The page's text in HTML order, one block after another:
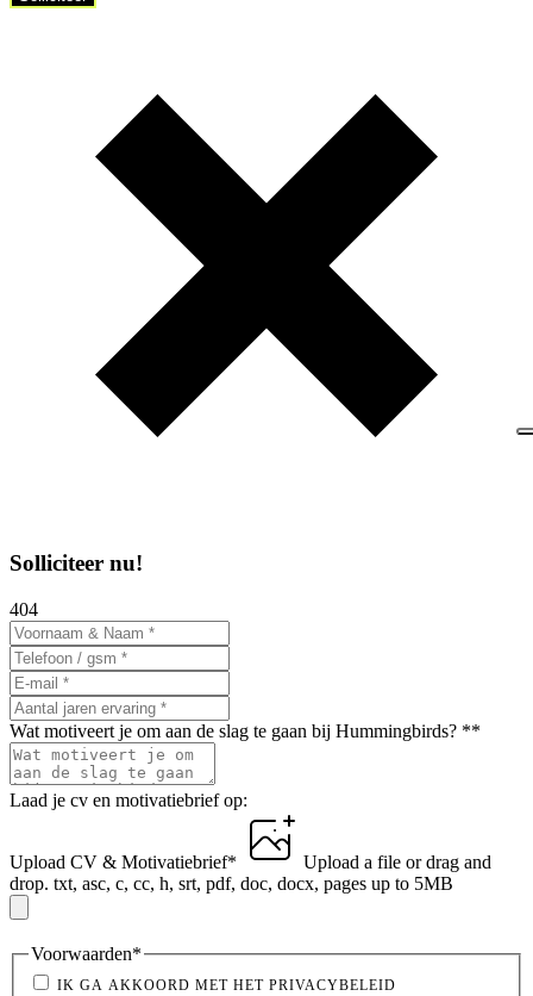
Solliciteer nu!
404
Wat motiveert je om aan de slag te gaan bij Hummingbirds? **
Laad je cv en motivatiebrief op:
Upload CV & Motivatiebrief* Upload a file or drag and
drop. txt, asc, c, cc, h, srt, pdf, doc, docx, pages up to 5MB
Voorwaarden*
IK GA AKKOORD MET HET PRIVACYBELEID